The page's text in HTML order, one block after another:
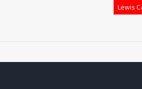
Lewis